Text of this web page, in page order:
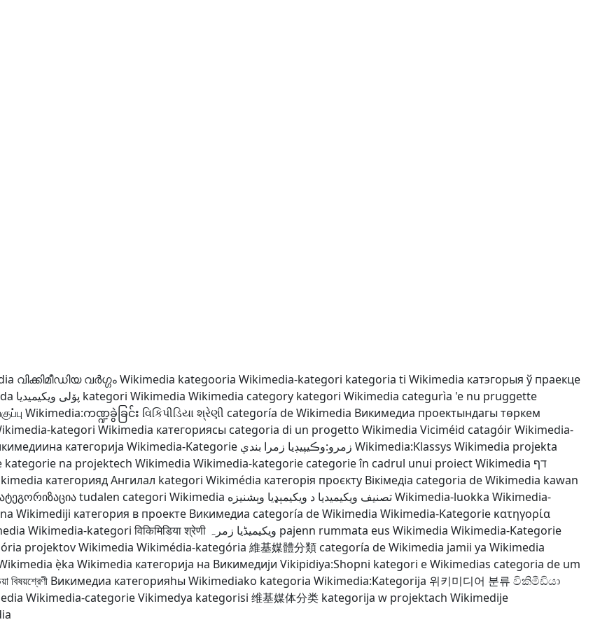
വിക്കിമീഡിയ വർഗ്ഗംWikimedia kategooria Wikimedia-kategori kategoria ti Wikimedia катэгорыя ў праекце
پۆلی ویکیمیدیا kategori Wikimedia Wikimedia category kategori Wikimedia categurìa 'e nu pruggette
Wikimedia:ကဏ္ဍခွဲခြင်း વિકિપીડિયા શ્રેણી categoría de Wikimedia Викимедиа проектындагы төркем
kategori Wikimedia категориясы categoria di un progetto Wikimedia Viciméid catagóirWikimedia-
категорија Wikimedia-Kategorie زمرو:وڪيپيڊيا زمرا بندي Wikimedia:Klassys Wikimedia projekta
kategorie na projektech Wikimedia Wikimedia-kategorie categorie în cadrul unui proiect Wikimedia דף
категорияд Ангилал kategori Wikimédia категорія проєкту Вікімедіа categoria de Wikimedia kawan
tudalen categori Wikimedia تصنيف ويكيميديا د ويکيمېډيا وېشنيزه Wikimedia-luokka Wikimedia-
Wikimediji категория в проекте Викимедиа categoría de Wikimedia Wikimedia-Kategorie κατηγορία
Wikimedia-kategori विकिमिडिया श्रेणी ویکیمیڈیا زمرہ pajenn rummata eus Wikimedia Wikimedia-Kategorie
projektov Wikimedia Wikimédia-kategória 維基媒體分類 categoría de Wikimedia jamii ya Wikimedia
ẹ̀ka Wikimedia категорија на Викимедији Vikipidiya:Shopni kategori e Wikimedias categoria de um
বিষয়শ্রেণী Викимедиа категорияһы Wikimediako kategoria Wikimedia:Kategorija 위키미디어 분류 විකිමීඩියා
Wikimedia-categorieVikimedya kategorisi 维基媒体分类 kategorija w projektach Wikimedije